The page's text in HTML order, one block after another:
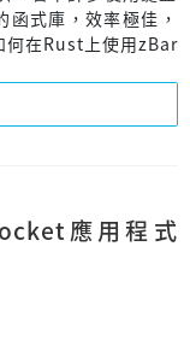
式庫，效率極佳，
何在Rust上使用zBar
應用程式